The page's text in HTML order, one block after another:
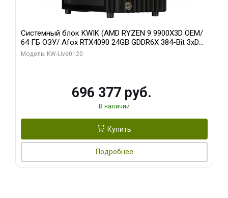
Системный блок KWIK (AMD RYZEN 9 9900X3D OEM/
64 ГБ ОЗУ/ Afox RTX4090 24GB GDDR6X 384-Bit 3xDP
HDMI ATX Turbo/ 1 ТБ SSD)
Модель: KW-Live0120
696 377 руб.
В наличии
Купить
Подробнее